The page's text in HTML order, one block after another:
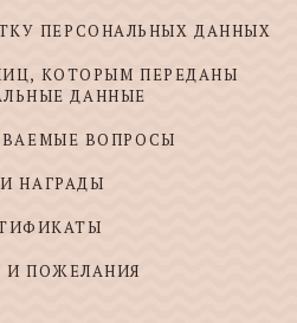
ПЕРСОНАЛЬНЫХ ДАННЫХ
КОТОРЫМ ПЕРЕДАНЫ
ДАННЫЕ
ВОПРОСЫ
НАГРАДЫ
И ПОЖЕЛАНИЯ